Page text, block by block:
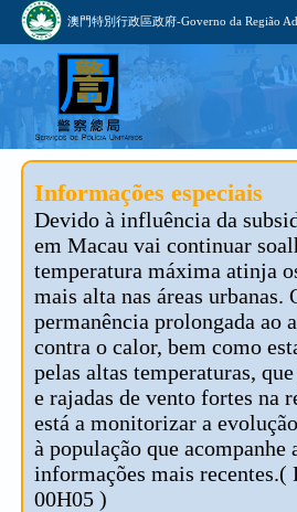
澳門特別行政區政府-Governo da Região
Informações especiais
Devido à influência da
em Macau vai continuar
temperatura máxima atinja
mais alta nas áreas urbanas.
permanência prolongada ao
contra o calor, bem como
pelas altas temperaturas,
e rajadas de vento fortes na
está a monitorizar a
à população que
informações mais recentes.(
00H05 )